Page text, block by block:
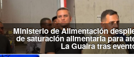
Ministerio de Alimentación
de saturación alimentaria para
La Guaira tras